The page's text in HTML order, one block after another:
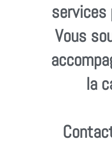
services
Vous
la